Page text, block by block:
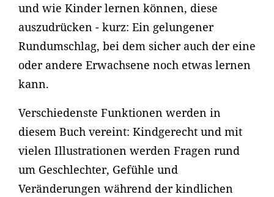
und wie Kinder lernen können, diese
auszudrücken - kurz: Ein gelungener
Rundumschlag, bei dem sicher auch der eine
oder andere Erwachsene noch etwas lernen
kann.
Verschiedenste Funktionen werden in
diesem Buch vereint: Kindgerecht und mit
vielen Illustrationen werden Fragen rund
um Geschlechter, Gefühle und
Veränderungen während der kindlichen